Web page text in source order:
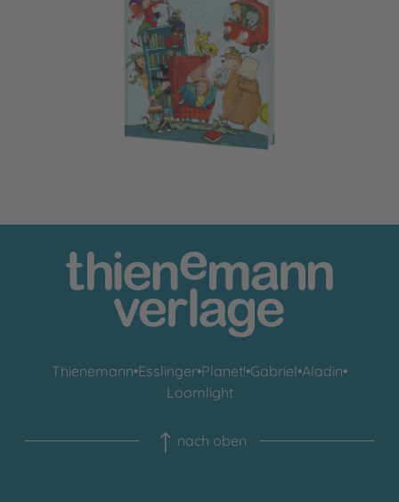
Das große Geschichtenfest
Thienemann•Esslinger•Planet!•Gabriel•Aladin•
Loomlight
nach oben